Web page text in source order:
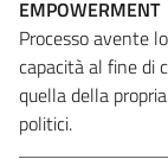
EMPOWERMENT
Processo avente
capacità al fine di
quella della
politici.